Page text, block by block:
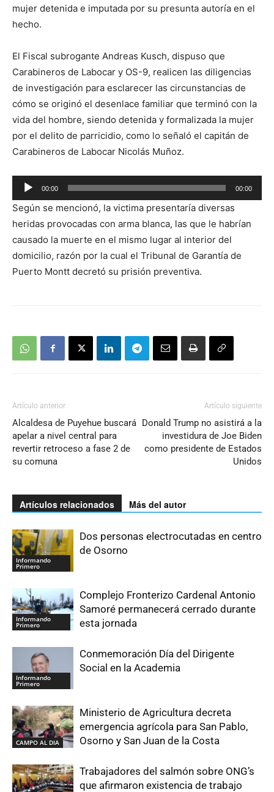
mujer detenida e imputada por su presunta autoría en el
hecho.
El Fiscal subrogante Andreas Kusch, dispuso que
Carabineros de Labocar y OS-9, realicen las diligencias
de investigación para esclarecer las circunstancias de
cómo se originó el desenlace familiar que terminó con la
vida del hombre, siendo detenida y formalizada la mujer
por el delito de parricidio, como lo señaló el capitán de
Carabineros de Labocar Nicolás Muñoz.
Reproductor
de
audio
00:00 00:00
Según se mencionó, la victima presentaría diversas
heridas provocadas con arma blanca, las que le habrían
causado la muerte en el mismo lugar al interior del
domicilio, razón por la cual el Tribunal de Garantía de
Puerto Montt decretó su prisión preventiva.
Artículo anterior
Alcaldesa de Puyehue buscará
apelar a nivel central para
revertir retroceso a fase 2 de
su comuna
Artículo siguiente
Donald Trump no asistirá a la
investidura de Joe Biden
como presidente de Estados
Unidos
Artículos relacionados Más del autor
Informando
Primero
Dos personas electrocutadas en centro
de Osorno
Informando
Primero
Complejo Fronterizo Cardenal Antonio
Samoré permanecerá cerrado durante
esta jornada
Informando
Primero
Conmemoración Día del Dirigente
Social en la Academia
CAMPO AL DIA
Ministerio de Agricultura decreta
emergencia agrícola para San Pablo,
Osorno y San Juan de la Costa
Trabajadores del salmón sobre ONG’s
que afirmaron existencia de trabajo